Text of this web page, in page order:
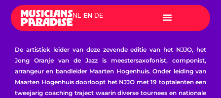
content
NL EN DE
De artistiek leider van deze zevende editie van het NJJO, het
Jong Oranje van de Jazz is meestersaxofonist, componist,
arrangeur en bandleider Maarten Hogenhuis. Onder leiding van
Maarten Hogenhuis doorloopt het NJJO met 19 toptalenten een
tweejarig coaching traject waarin diverse tournees en nationale